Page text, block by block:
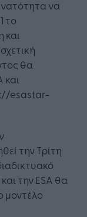
να
το
και
θα
και
esastar-
την Τρίτη
την ESA θα
μοντέλο